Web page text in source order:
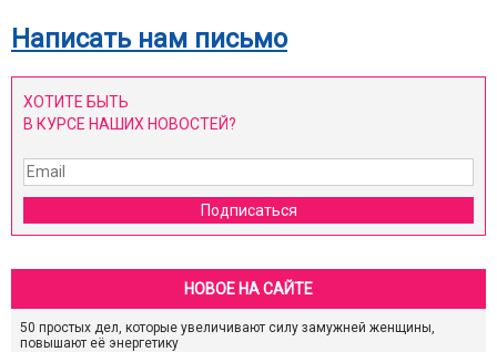
Написать нам письмо
ХОТИТЕ БЫТЬ
В КУРСЕ НАШИХ НОВОСТЕЙ?
Подписаться
НОВОЕ НА САЙТЕ
50 простых дел, которые увеличивают силу замужней женщины,
повышают её энергетику